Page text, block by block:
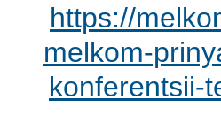
https://
melkom-
konferentsii-